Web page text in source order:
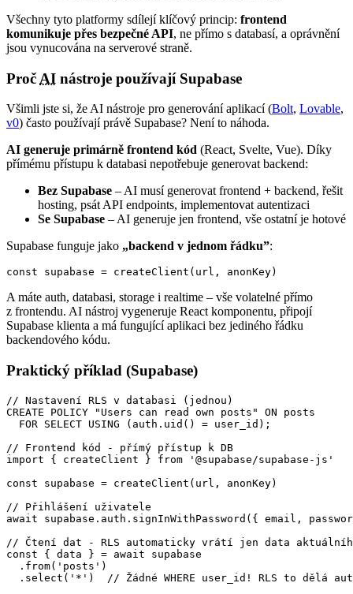
Všechny tyto platformy sdílejí klíčový princip: frontend
komunikuje přes bezpečné API, ne přímo s databasí, a oprávnění
jsou vynucována na serverové straně.
Proč AI nástroje používají Supabase
Všimli jste si, že AI nástroje pro generování aplikací (Bolt, Lovable,
v0) často používají právě Supabase? Není to náhoda.
AI generuje primárně frontend kód (React, Svelte, Vue). Díky
přímému přístupu k databasi nepotřebuje generovat backend:
Bez Supabase – AI musí generovat frontend + backend, řešit
hosting, psát API endpoints, implementovat autentizaci
Se Supabase – AI generuje jen frontend, vše ostatní je hotové
Supabase funguje jako „backend v jednom řádku”:
const supabase = createClient(url, anonKey)
A máte auth, databasi, storage i realtime – vše volatelné přímo
z frontendu. AI nástroj vygeneruje React komponentu, připojí
Supabase klienta a má fungující aplikaci bez jediného řádku
backendového kódu.
Praktický příklad (Supabase)
// Nastavení RLS v databasi (jednou)
CREATE POLICY "Users can read own posts" ON posts
  FOR SELECT USING (auth.uid() = user_id);
// Frontend kód - přímý přístup k DB
import { createClient } from '@supabase/supabase-js'
const supabase = createClient(url, anonKey)
// Přihlášení uživatele
await supabase.auth.signInWithPassword({ email,
// Čtení dat - RLS automaticky vrátí jen data
const { data } = await supabase
  .from('posts')
.select('*')  // Žádné WHERE user_id! RLS to dělá